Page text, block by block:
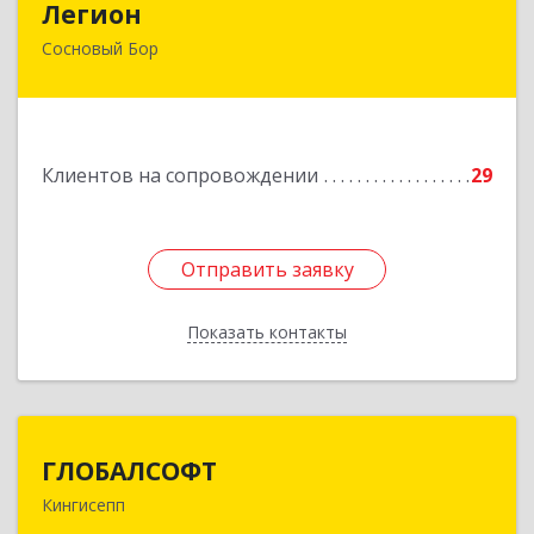
Легион
Сосновый Бор
Клиентов на сопровождении 29
Отправить заявку
Показать контакты
188544, Ленинградская обл, Сосновый Бор г,
Отправить заявку
Назад
ГЛОБАЛСОФТ
Кингисепп
188485, Ленинградская обл, Кингисеппский р-н,